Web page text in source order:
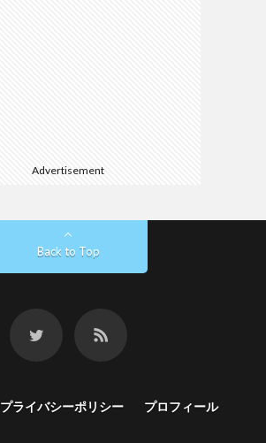
Advertisement
Back to Top
プライバシーポリシー プロフィール